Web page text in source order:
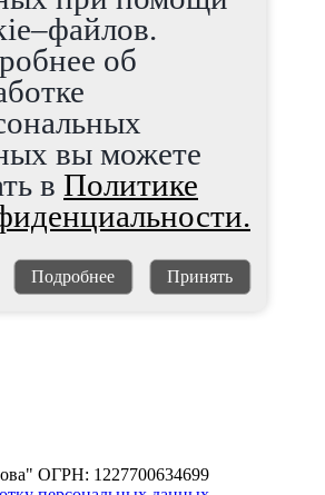
ОГРН: 1227700634699
об
вы можете
в Политике
Подробнее Принять